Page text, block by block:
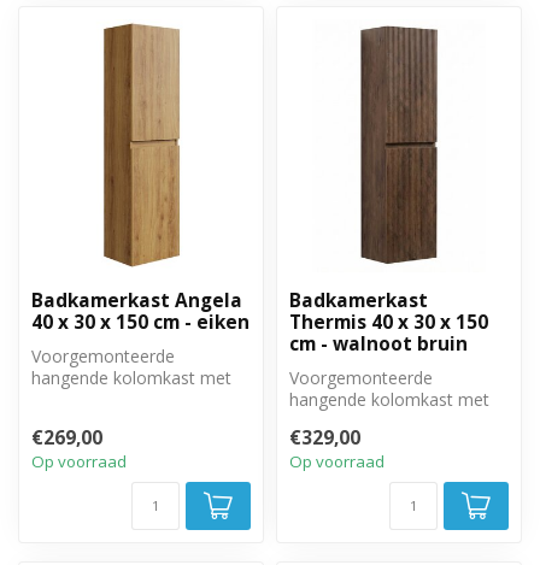
Badkamerkast Angela
40 x 30 x 150 cm - eiken
Voorgemonteerde
hangende kolomkast met
€269,00
Op voorraad
Badkamerkast
Thermis 40 x 30 x 150
cm - walnoot bruin
Voorgemonteerde
hangende kolomkast met
deuren.
€329,00
Op voorraad